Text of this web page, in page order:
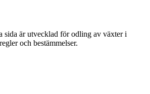
sida är utvecklad för odling av växter i
och bestämmelser.